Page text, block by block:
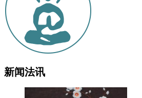
新闻法讯